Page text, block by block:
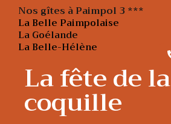
Nos gîtes à Paimpol 3 ***
La Belle Paimpolaise
La Goélande
La Belle-Hélène
La fête de la
coquille